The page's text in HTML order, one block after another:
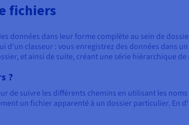
fichiers
données dans leur forme complète au sein de
d'un classeur : vous enregistrez des données dans
et ainsi de suite, créant une série hiérarchique
?
de suivre les différents chemins en utilisant les
un fichier apparenté à un dossier particulier. En